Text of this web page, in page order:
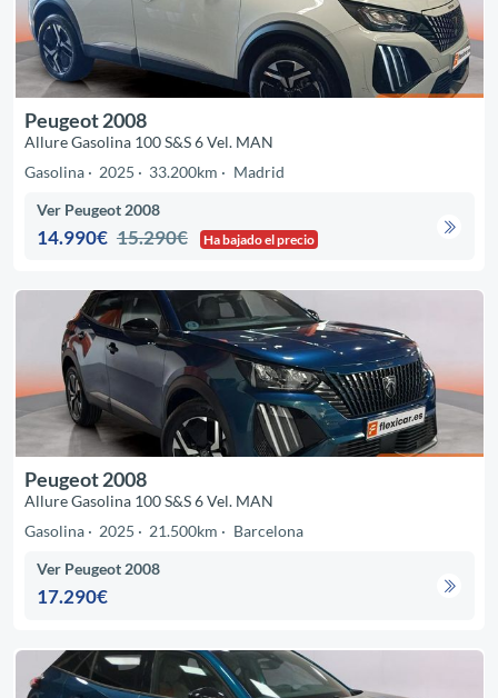
Peugeot 2008
Allure Gasolina 100 S&S 6 Vel. MAN
Gasolina
2025 33.200km Madrid
Ver Peugeot 2008
14.990€ 15.290€ Ha bajado el precio
Peugeot 2008
Allure Gasolina 100 S&S 6 Vel. MAN
Gasolina
2025 21.500km Barcelona
Ver Peugeot 2008
17.290€